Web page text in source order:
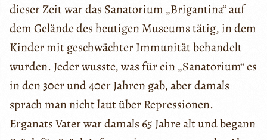
dieser Zeit war das Sanatorium „Brigantina“ auf
dem Gelände des heutigen Museums tätig, in dem
Kinder mit geschwächter Immunität behandelt
wurden. Jeder wusste, was für ein „Sanatorium“ es
in den 30er und 40er Jahren gab, aber damals
sprach man nicht laut über Repressionen.
Erganats Vater war damals 65 Jahre alt und begann